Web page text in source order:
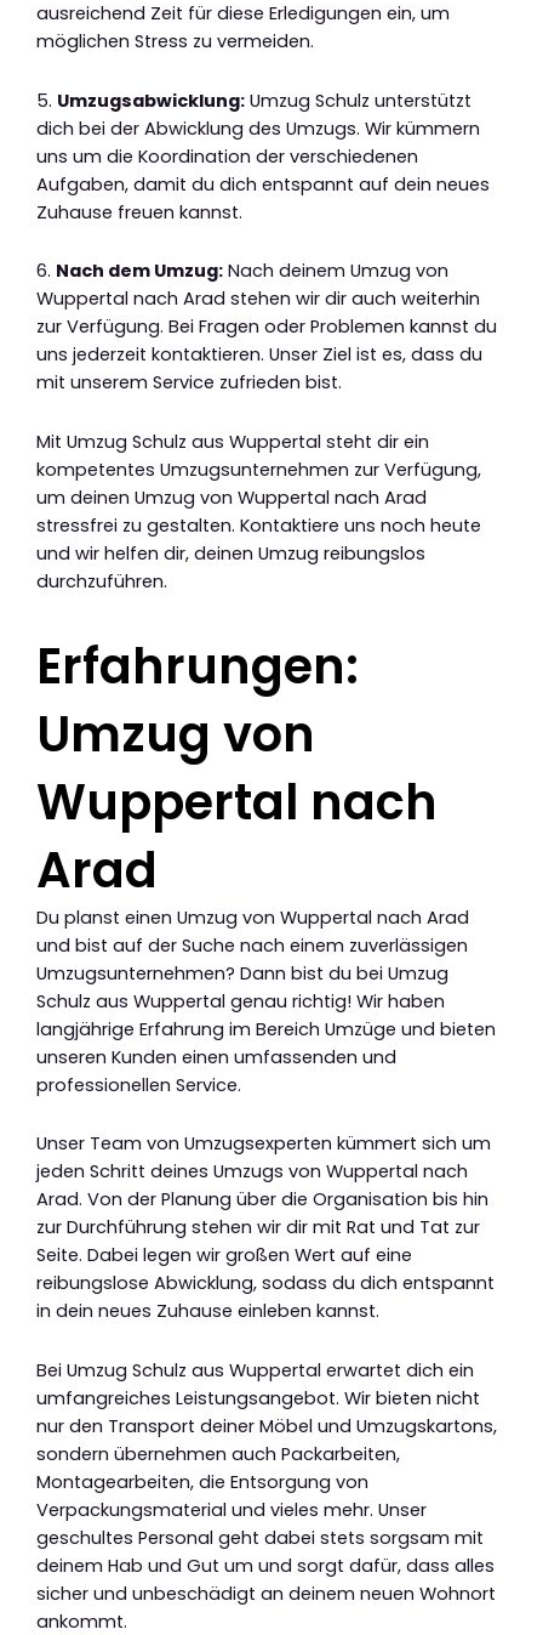
ausreichend Zeit für diese Erledigungen ein, um
möglichen Stress zu vermeiden.
5. Umzugsabwicklung: Umzug Schulz unterstützt
dich bei der Abwicklung des Umzugs. Wir kümmern
uns um die Koordination der verschiedenen
Aufgaben, damit du dich entspannt auf dein neues
Zuhause freuen kannst.
6. Nach dem Umzug: Nach deinem Umzug von
Wuppertal nach Arad stehen wir dir auch weiterhin
zur Verfügung. Bei Fragen oder Problemen kannst du
uns jederzeit kontaktieren. Unser Ziel ist es, dass du
mit unserem Service zufrieden bist.
Mit Umzug Schulz aus Wuppertal steht dir ein
kompetentes Umzugsunternehmen zur Verfügung,
um deinen Umzug von Wuppertal nach Arad
stressfrei zu gestalten. Kontaktiere uns noch heute
und wir helfen dir, deinen Umzug reibungslos
durchzuführen.
Erfahrungen:
Umzug von
Wuppertal nach
Arad
Du planst einen Umzug von Wuppertal nach Arad
und bist auf der Suche nach einem zuverlässigen
Umzugsunternehmen? Dann bist du bei Umzug
Schulz aus Wuppertal genau richtig! Wir haben
langjährige Erfahrung im Bereich Umzüge und bieten
unseren Kunden einen umfassenden und
professionellen Service.
Unser Team von Umzugsexperten kümmert sich um
jeden Schritt deines Umzugs von Wuppertal nach
Arad. Von der Planung über die Organisation bis hin
zur Durchführung stehen wir dir mit Rat und Tat zur
Seite. Dabei legen wir großen Wert auf eine
reibungslose Abwicklung, sodass du dich entspannt
in dein neues Zuhause einleben kannst.
Bei Umzug Schulz aus Wuppertal erwartet dich ein
umfangreiches Leistungsangebot. Wir bieten nicht
nur den Transport deiner Möbel und Umzugskartons,
sondern übernehmen auch Packarbeiten,
Montagearbeiten, die Entsorgung von
Verpackungsmaterial und vieles mehr. Unser
geschultes Personal geht dabei stets sorgsam mit
deinem Hab und Gut um und sorgt dafür, dass alles
sicher und unbeschädigt an deinem neuen Wohnort
ankommt.